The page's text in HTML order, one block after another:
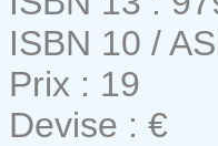
ISBN 10 /
Prix : 19
Devise : €